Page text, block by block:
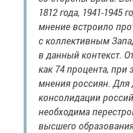
1812 года, 1941-1945
мнение встроило
с коллективным
в данный контекст.
как 74 процента, при
мнения россиян. Для
консолидации
необходима
высшего